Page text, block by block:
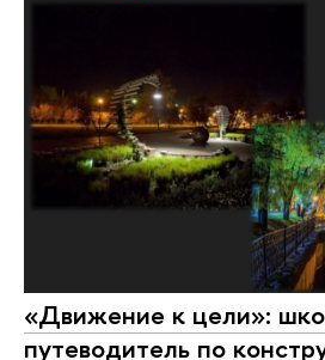
«Движение к цели»:
путеводитель по